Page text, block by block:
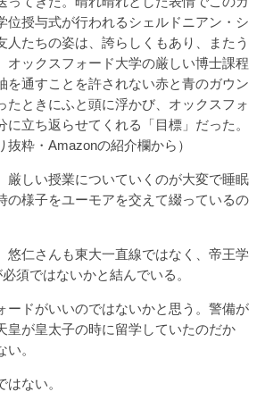
位授与式が行われるシェルドニアン・シ
人たちの姿は、誇らしくもあり、またう
オックスフォード大学の厳しい博士課程
を通すことを許されない赤と青のガウン
たときにふと頭に浮かび、オックスフォ
に立ち返らせてくれる「目標」だった。
粋・Amazonの紹介欄から）
しい授業についていくのが大変で睡眠
の様子をユーモアを交えて綴っているの
仁さんも東大一直線ではなく、帝王学
須ではないかと結んでいる。
ドがいいのではないかと思う。警備が
皇が皇太子の時に留学していたのだか
。
ない。